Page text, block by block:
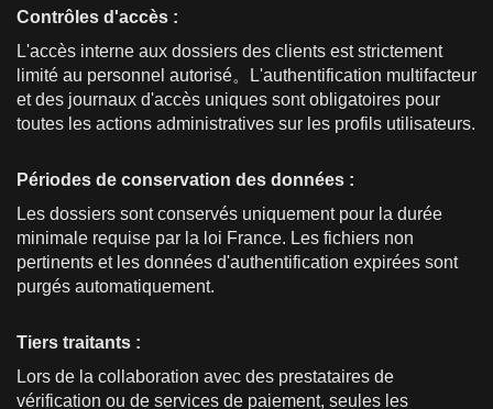
Contrôles d'accès :
L'accès interne aux dossiers des clients est strictement
limité au personnel autorisé。L'authentification multifacteur
et des journaux d'accès uniques sont obligatoires pour
toutes les actions administratives sur les profils utilisateurs.
Périodes de conservation des données :
Les dossiers sont conservés uniquement pour la durée
minimale requise par la loi France. Les fichiers non
pertinents et les données d'authentification expirées sont
purgés automatiquement.
Tiers traitants :
Lors de la collaboration avec des prestataires de
vérification ou de services de paiement, seules les